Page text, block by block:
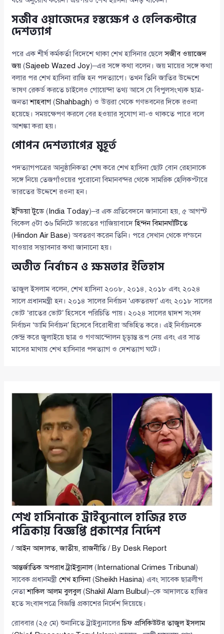
সজীব ওয়াজেদের হস্তক্ষেপ ও হেলিকপ্টারে
দেশত্যাগ
পরে এক শীর্ষ কর্মকর্তা বিদেশে থাকা শেখ হাসিনার ছেলেসজীব ওয়াজেদ
জয় (Sajeeb Wazed Joy)–এর সঙ্গে কথা বলেন। জয় মায়ের সঙ্গে কথা
বলার পর শেখ হাসিনা রাজি হন পদত্যাগে। তখন তিনি জাতির উদ্দেশে
ভাষণ রেকর্ড করতে চাইলেও গোয়েন্দা তথ্য আসে যে বিপুলসংখ্যক ছাত্র-
জনতাশাহবাগ(Shahbagh) ও উত্তরা থেকে গণভবনের দিকে রওনা
হয়েছে। সময়ক্ষেপণ করলে বের হওয়ার সুযোগ না-ও থাকতে পারে বলে
আশঙ্কা করা হয়।
গোপন দেশত্যাগের মুহূর্ত
পদত্যাগপত্রের আনুষ্ঠানিকতা শেষ করে শেখ হাসিনা ছোট বোন রেহানাকে
সঙ্গে নিয়ে তেজগাঁওয়ের পুরোনো বিমানবন্দর থেকে সামরিক হেলিকপ্টারে
ভারতের উদ্দেশে রওনা হন।
ইন্ডিয়া টুডে(India Today)–র এক প্রতিবেদনে জানানো হয়, ৫ আগস্ট
বিকেল ৫টা ৩৬ মিনিটে ভারতের গাজিয়াবাদেহিন্দন বিমানঘাঁটিতে
(Hindon Air Base) অবতরণ করেন তিনি। পরে সেখান থেকে লন্ডনে
যাওয়ার সম্ভাবনার কথা জানানো হয়।
অতীত নির্বাচন ও ক্ষমতার ইতিহাস
তাজুল ইসলাম বলেন, শেখ হাসিনা ২০০৮, ২০১৪, ২০১৮ এবং ২০২৪
সালে প্রধানমন্ত্রী হন। ২০১৪ সালের নির্বাচন ‘একতরফা’ এবং ২০১৮ সালের
ভোট ‘রাতের ভোট’ হিসেবে পরিচিতি পায়। ২০২৪ সালের দ্বাদশ সংসদ
নির্বাচন ‘ডামি নির্বাচন’ হিসেবে বিরোধীরা অভিহিত করে। এই নির্বাচনকে
কেন্দ্র করে জুলাইয়ে ছাত্র ও গণআন্দোলন চূড়ান্ত রূপ নেয় এবং এর সাত
মাসের মাথায় শেখ হাসিনার পদত্যাগ ও দেশত্যাগ ঘটে।
শেখ হাসিনাকে ট্রাইব্যুনালে হাজির হতে
পত্রিকায় বিজ্ঞপ্তি প্রকাশের নির্দেশ
/আইন আদালত,জাতীয়,রাজনীতি/ By Desk Report
আন্তর্জাতিক অপরাধ ট্রাইব্যুনাল(International Crimes Tribunal)
সাবেক প্রধানমন্ত্রীশেখ হাসিনা(Sheikh Hasina) এবং সাবেক ছাত্রলীগ
নেতাশাকিল আলম বুলবুল(Shakil Alam Bulbul)–কে আদালতে হাজির
হতে সংবাদপত্রে বিজ্ঞপ্তি প্রকাশের নির্দেশ দিয়েছে।
রোববার (২৫ মে) শুনানিতে ট্রাইব্যুনালেরচিফ প্রসিকিউটর তাজুল ইসলাম